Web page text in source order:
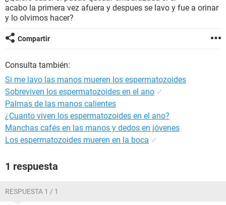
SEXUALIDAD
GLOSARIO
acabo la primera vez afuera y despues se lavo y fue a orinar
y lo olvimos hacer?
Compartir
Consulta también:
Si me lavo las manos mueren los espermatozoides
Sobreviven los espermatozoides en el ano ✓
Palmas de las manos calientes
¿Cuanto viven los espermatozoides en el ano?
Manchas cafés en las manos y dedos en jóvenes
Los espermatozoides mueren en la boca ✓
1 respuesta
RESPUESTA 1 / 1